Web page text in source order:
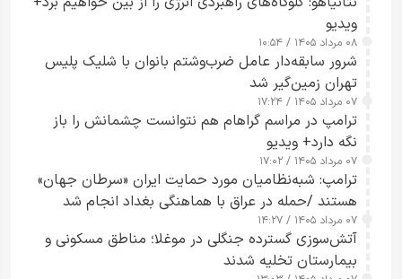
ویدیو
۰۸ مرداد ۱۴۰۵ / ۱۰:۵۴
شرور سابقه‌دار عامل ضرب‌وشتم بانوان با شلیک پلیس
تهران زمین‌گیر شد
۰۷ مرداد ۱۴۰۵ / ۱۷:۲۴
ترامپ در مراسم گراهام هم نتوانست چشمانش را باز
نگه دارد+ ویدیو
۰۷ مرداد ۱۴۰۵ / ۱۷:۰۲
ترامپ: شبه‌نظامیان مورد حمایت ایران «سرطان جهان»
هستند /حمله در عراق با هماهنگی بغداد انجام شد
۰۷ مرداد ۱۴۰۵ / ۱۴:۲۷
آتش‌سوزی گسترده جنگلی در موغلا؛ مناطق مسکونی و
بیمارستان تخلیه شدند